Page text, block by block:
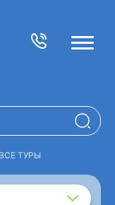
ВСЕ ТУРЫ